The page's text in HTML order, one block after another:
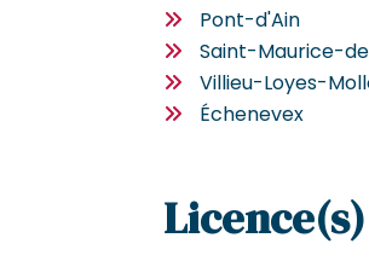
Pont-d'Ain
Saint-Maurice-
Villieu-Loyes-
Échenevex